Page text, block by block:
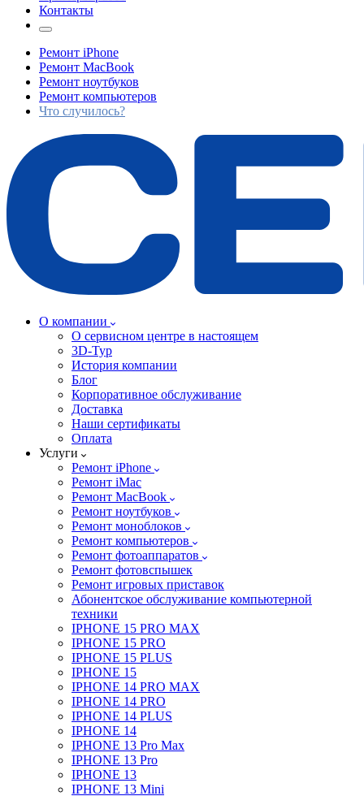
Контакты
Ремонт iPhone
Ремонт MacBook
Ремонт ноутбуков
Ремонт компьютеров
Что случилось?
О компании
О сервисном центре в настоящем
3D-Тур
История компании
Блог
Корпоративное обслуживание
Доставка
Наши сертификаты
Оплата
Услуги
Ремонт iPhone
Ремонт iMac
Ремонт MacBook
Ремонт ноутбуков
Ремонт моноблоков
Ремонт компьютеров
Ремонт фотоаппаратов
Ремонт фотовспышек
Ремонт игровых приставок
Абонентское обслуживание компьютерной
техники
IPHONE 15 PRO MAX
IPHONE 15 PRO
IPHONE 15 PLUS
IPHONE 15
IPHONE 14 PRO MAX
IPHONE 14 PRO
IPHONE 14 PLUS
IPHONE 14
IPHONE 13 Pro Max
IPHONE 13 Pro
IPHONE 13
IPHONE 13 Mini